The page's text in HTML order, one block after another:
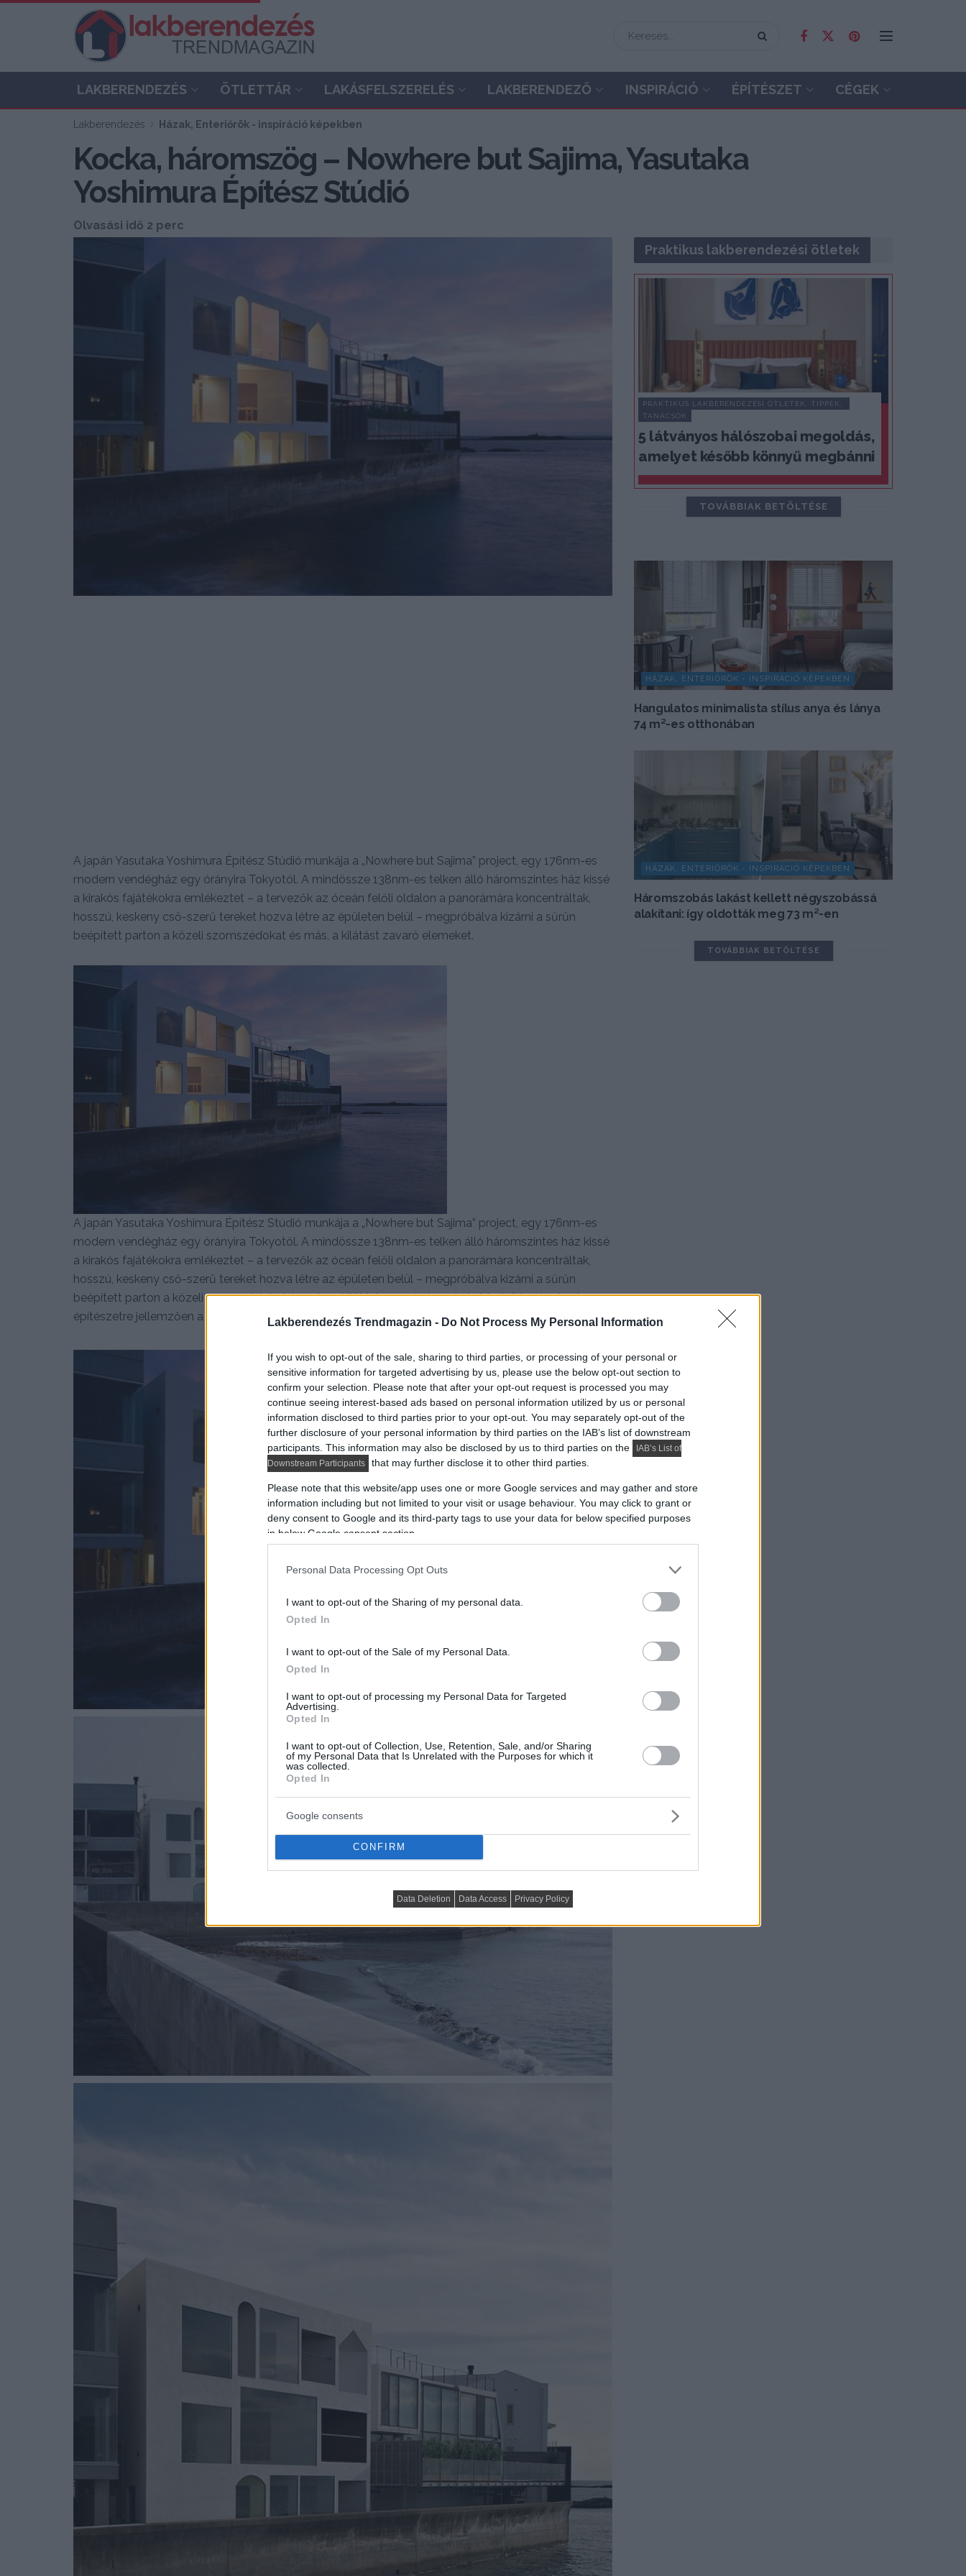
Lakberendezés Trendmagazin - Do Not Process My Personal Information
If you wish to opt-out of the sale, sharing to third parties, or processing of your personal or
sensitive information for targeted advertising by us, please use the below opt-out section to
confirm your selection. Please note that after your opt-out request is processed you may
continue seeing interest-based ads based on personal information utilized by us or personal
information disclosed to third parties prior to your opt-out. You may separately opt-out of the
further disclosure of your personal information by third parties on the IAB’s list of downstream
participants. This information may also be disclosed by us to third parties on the
IAB’s List of
Downstream Participants
that may further disclose it to other third parties.
Please note that this website/app uses one or more Google services and may gather and store
information including but not limited to your visit or usage behaviour. You may click to grant or
deny consent to Google and its third-party tags to use your data for below specified purposes
in below Google consent section.
Personal Data Processing Opt Outs
I want to opt-out of the Sharing of my personal data.
Opted In
I want to opt-out of the Sale of my Personal Data.
Opted In
I want to opt-out of processing my Personal Data for Targeted
Advertising.
Opted In
I want to opt-out of Collection, Use, Retention, Sale, and/or Sharing
of my Personal Data that Is Unrelated with the Purposes for which it
was collected.
Opted In
Google consents
CONFIRM
Data Deletion Data Access Privacy Policy
LAKBERENDEZÉS ÖTLETTÁR LAKÁSFELSZERELÉS LAKBERENDEZŐ INSPIRÁCIÓ ÉPÍTÉSZET CÉGEK
Lakberendezés Házak, Enteriőrök - inspiráció képekben
Kocka, háromszög – Nowhere but Sajima, Yasutaka
Yoshimura Építész Stúdió
Olvasási idő 2 perc
A japán Yasutaka Yoshimura Építész Stúdió munkája a „Nowhere but Sajima” project, egy 176nm-es
modern vendégház egy órányira Tokyotól. A mindössze 138nm-es telken álló háromszintes ház kissé
a kirakós fajátékokra emlékeztet – a tervezők az óceán felőli oldalon a panorámára koncentráltak,
hosszú, keskeny cső-szerű tereket hozva létre az épületen belül – megpróbálva kizárni a sűrűn
beépített parton a közeli szomszédokat és más, a kilátást zavaró elemeket.
A japán Yasutaka Yoshimura Építész Stúdió munkája a „Nowhere but Sajima” project, egy 176nm-es
modern vendégház egy órányira Tokyotól. A mindössze 138nm-es telken álló háromszintes ház kissé
a kirakós fajátékokra emlékeztet – a tervezők az óceán felőli oldalon a panorámára koncentráltak,
hosszú, keskeny cső-szerű tereket hozva létre az épületen belül – megpróbálva kizárni a sűrűn
beépített parton a közeli szomszédokat és más, a kilátást zavaró elemeket. A belső terek a japán
építészetre jellemzően a végtelenségig letisztultak.
Praktikus lakberendezési ötletek
PRAKTIKUS LAKBERENDEZÉSI ÖTLETEK, TIPPEK,
TANÁCSOK
5 látványos hálószobai megoldás,
amelyet később könnyű megbánni
TOVÁBBIAK BETÖLTÉSE
HÁZAK, ENTERIŐRÖK - INSPIRÁCIÓ KÉPEKBEN
Hangulatos minimalista stílus anya és lánya
74 m²-es otthonában
HÁZAK, ENTERIŐRÖK - INSPIRÁCIÓ KÉPEKBEN
Háromszobás lakást kellett négyszobássá
alakítani: így oldották meg 73 m²-en
TOVÁBBIAK BETÖLTÉSE